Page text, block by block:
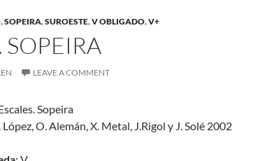
,SOPEIRA,SUROESTE,V OBLIGADO,V+
LEAVE A COMMENT
Sopeira
López, O. Alemán, X. Metal, J.Rigol y J. Solé 2002